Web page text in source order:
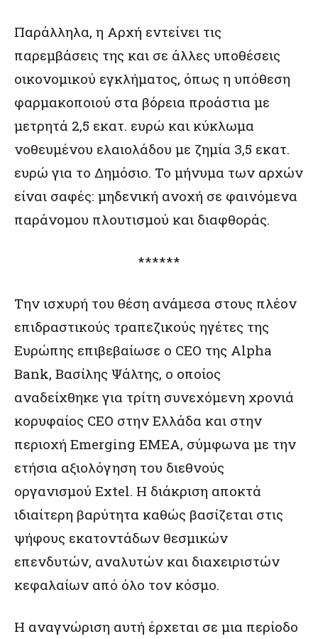
Παράλληλα, η Αρχή εντείνει τις
παρεμβάσεις της και σε άλλες υποθέσεις
οικονομικού εγκλήματος, όπως η υπόθεση
φαρμακοποιού στα βόρεια προάστια με
μετρητά 2,5 εκατ. ευρώ και κύκλωμα
νοθευμένου ελαιολάδου με ζημία 3,5 εκατ.
ευρώ για το Δημόσιο. Το μήνυμα των αρχών
είναι σαφές: μηδενική ανοχή σε φαινόμενα
παράνομου πλουτισμού και διαφθοράς.
******
Την ισχυρή του θέση ανάμεσα στους πλέον
επιδραστικούς τραπεζικούς ηγέτες της
Ευρώπης επιβεβαίωσε ο CEO της Alpha
Bank, Βασίλης Ψάλτης, ο οποίος
αναδείχθηκε για τρίτη συνεχόμενη χρονιά
κορυφαίος CEO στην Ελλάδα και στην
περιοχή Emerging EMEA, σύμφωνα με την
ετήσια αξιολόγηση του διεθνούς
οργανισμού Extel. Η διάκριση αποκτά
ιδιαίτερη βαρύτητα καθώς βασίζεται στις
ψήφους εκατοντάδων θεσμικών
επενδυτών, αναλυτών και διαχειριστών
κεφαλαίων από όλο τον κόσμο.
Η αναγνώριση αυτή έρχεται σε μια περίοδο